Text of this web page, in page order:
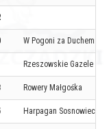
W Pogoni za Duchem
Rzeszowskie Gazele i
Rowery Małgośka
Harpagan Sosnowiec